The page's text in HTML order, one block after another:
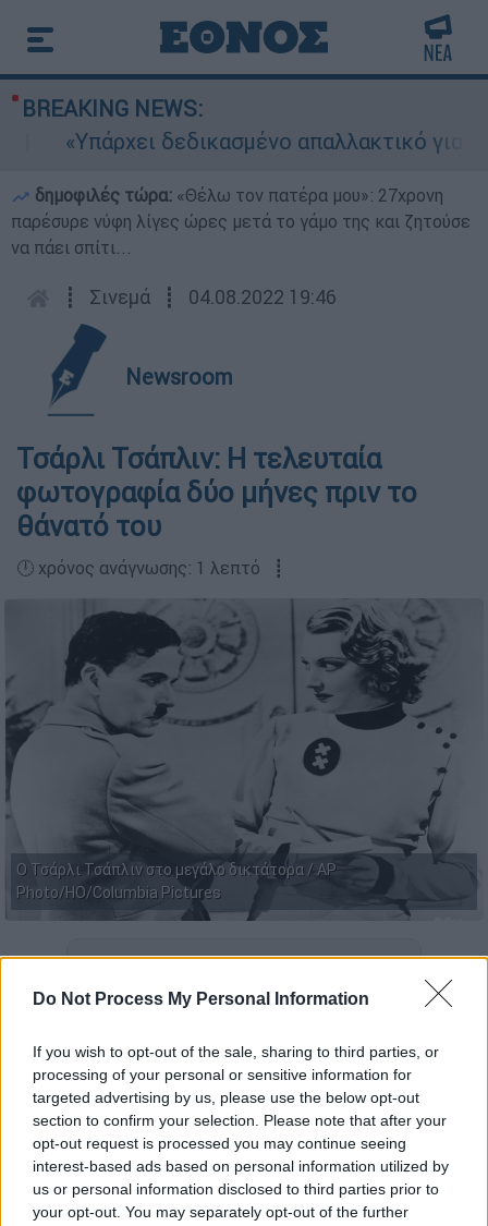
Do Not Process My Personal Information
If you wish to opt-out of the sale, sharing to third parties, or
processing of your personal or sensitive information for
targeted advertising by us, please use the below opt-out
section to confirm your selection. Please note that after your
opt-out request is processed you may continue seeing
interest-based ads based on personal information utilized by
us or personal information disclosed to third parties prior to
your opt-out. You may separately opt-out of the further
BREAKING NEWS:
«Υπάρχει δεδικασμένο απαλλακτικό για
δημοφιλές τώρα: «Θέλω τον πατέρα μου»: 27χρονη
παρέσυρε νύφη λίγες ώρες μετά το γάμο της και ζητούσε
να πάει σπίτι...
┋ Σινεμά ┋ 04.08.2022 19:46
Newsroom
Τσάρλι Τσάπλιν: Η τελευταία
φωτογραφία δύο μήνες πριν το
θάνατό του
🕛 χρόνος ανάγνωσης: 1 λεπτό ┋
Ο Τσάρλι Τσάπλιν στο μεγάλο δικτάτορα / AP
Photo/HO/Columbia Pictures
Προσθέστε το ΕΘΝΟΣ στη Google
φωτογραφία τουΤσάρλι Τσάπλινστην οποία
απεικονίζεται με τη σύντροφο του Όνα Ο'
Νιλ. Η φωτογραφία ελήφθη δίπλα στην λίμνη
της Γενεύης το1977δύο μήνες πριν πεθάνει.
Ο Τσάρλι Τσάπλιν βρίσκεται σε αναπηρικό
αμαξίδιο μετά από εγκεφαλικό που είχε